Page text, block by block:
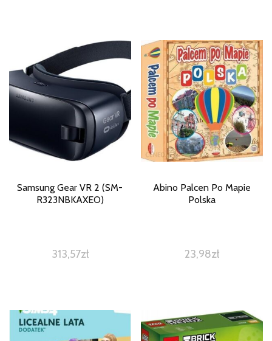
Samsung Gear VR 2 (SM-
R323NBKAXEO)
313,57zł
Abino Palcen Po Mapie
Polska
23,98zł